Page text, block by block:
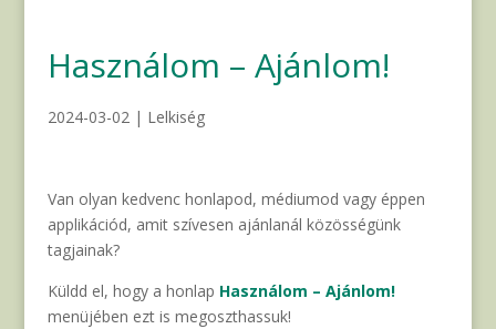
Használom – Ajánlom!
2024-03-02| Lelkiség
Van olyan kedvenc honlapod, médiumod vagy éppen
applikációd, amit szívesen ajánlanál közösségünk
tagjainak?
Küldd el, hogy a honlap Használom – Ajánlom!
menüjében ezt is megoszthassuk!